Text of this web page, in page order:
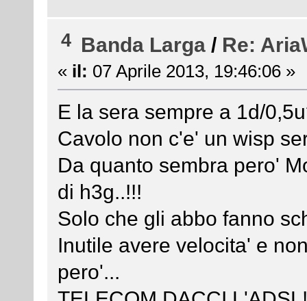
4 Banda Larga / Re:
« il: 07 Aprile 2013, 19:46:06 »
E la sera sempre a 1d/
Cavolo non c'e' un wisp
Da quanto sembra pero'
di h3g..!!!
Solo che gli abbo fanno
Inutile avere velocita' e
pero'...